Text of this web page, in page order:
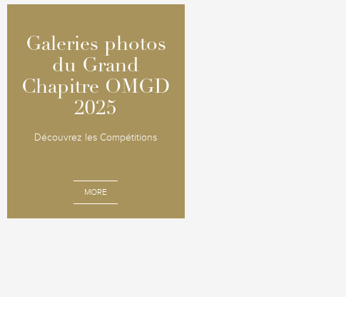
Galeries photos
du Grand
Chapitre OMGD
2025
Découvrez les Compétitions
MORE
Galeries photos
du Grand
Chapitre OMGD
2025